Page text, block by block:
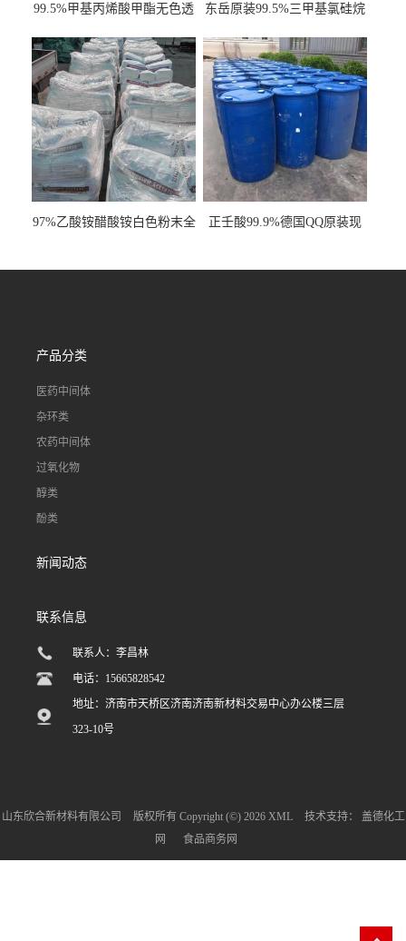
99.5%甲基丙烯酸甲酯无色透
东岳原装99.5%三甲基氯硅烷
97%乙酸铵醋酸铵白色粉末全
正壬酸99.9%德国QQ原装现
产品分类
医药中间体
杂环类
农药中间体
过氧化物
醇类
酚类
新闻动态
联系信息
联系人：李昌林
电话：15665828542
地址：济南市天桥区济南济南新材料交易中心办公楼三层
323-10号
山东欣合新材料有限公司 版权所有 Copyright (©) 2026 XML 技术支持：
盖德化工
网
食品商务网